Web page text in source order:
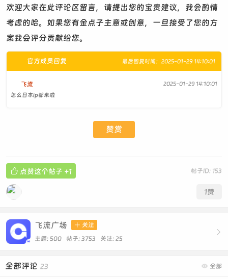
欢迎大家在此评论区留言，请提出您的宝贵建议，我会酌情
考虑的哈。如果您有金点子主意或创意，一旦接受了您的方
案我会评分贡献给您。
最后回复时间：2025-01-29 14:10:01
官方成员回复
飞流
2025-01-29 14:10:01
怎么日本ip都来啦
赞赏
帖子ID: 153
 点赞这个帖子 +1
1赞

飞流广场  关注
主题: 500 帖子: 3753 关注: 25
 全部
全部评论 23